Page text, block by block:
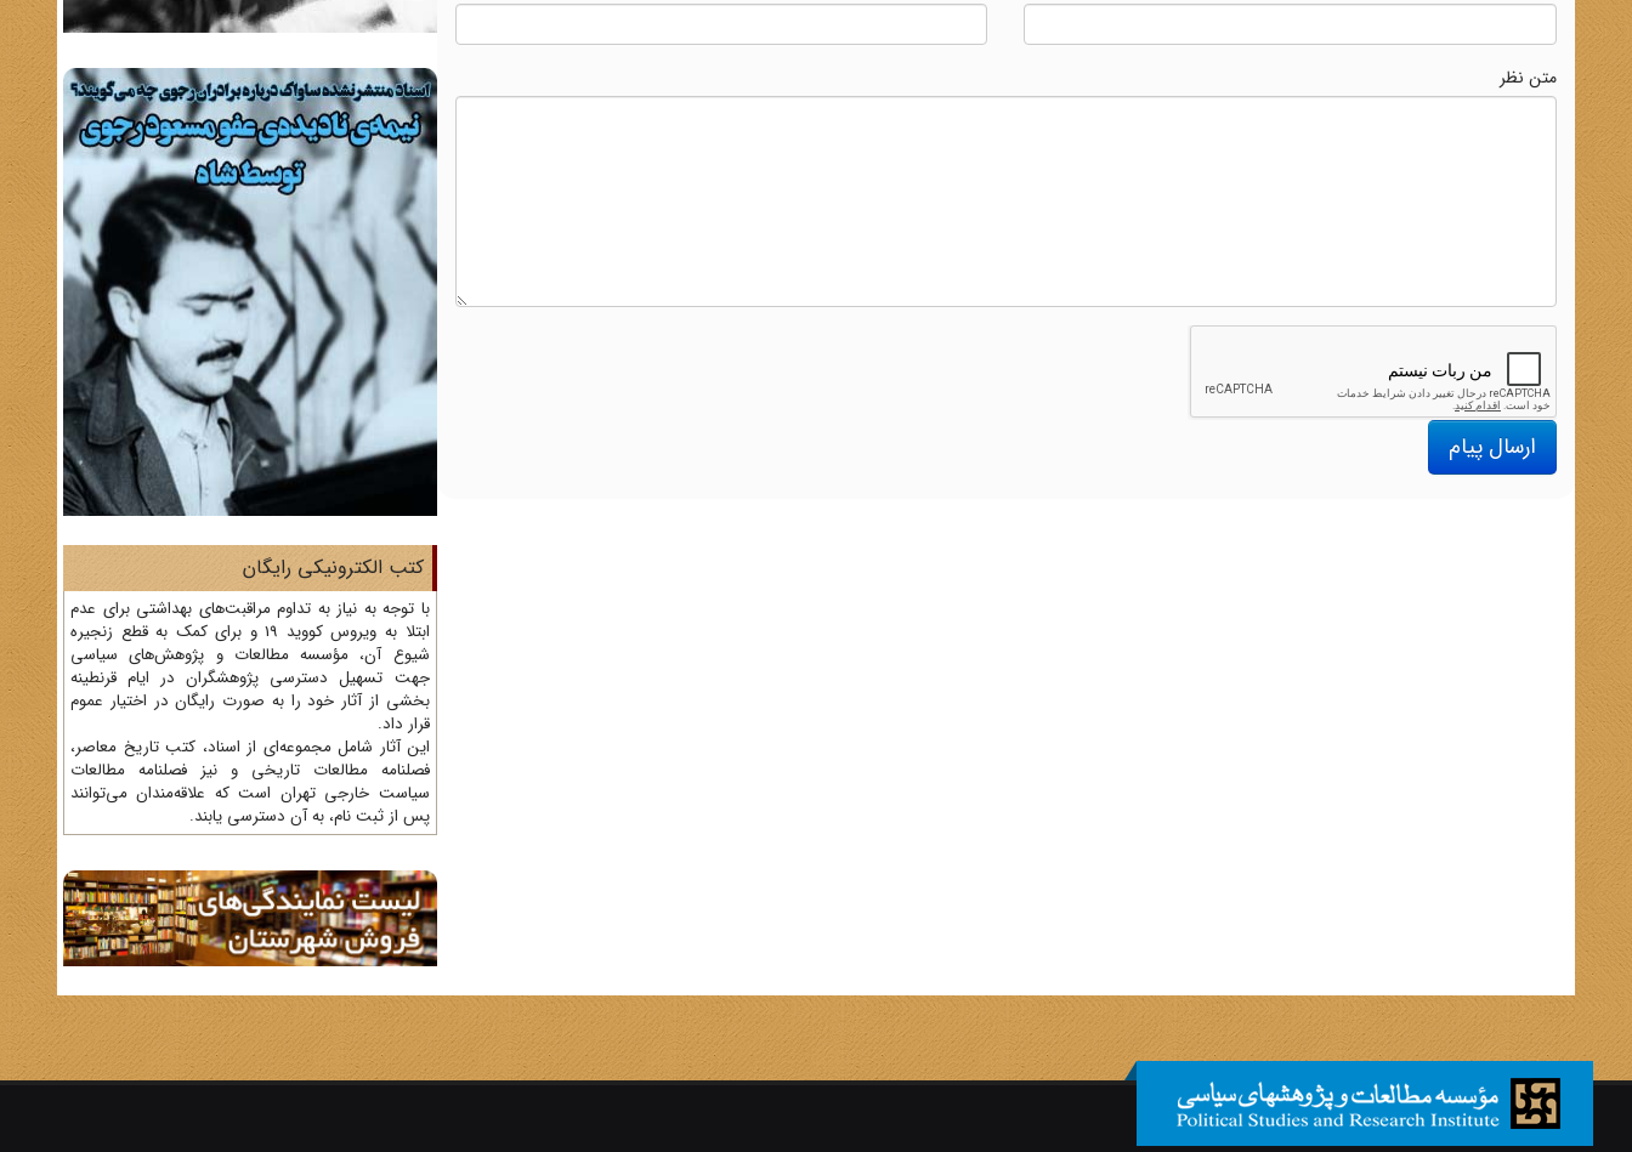
متن نظر
ارسال پیام
کتب الکترونیکی رایگان
با توجه به نیاز به تداوم مراقبت‌های بهداشتی برای عدم
ابتلا به ویروس کووید 19 و برای کمک به قطع زنجیره
شیوع آن، مؤسسه مطالعات و پژوهش‌های سیاسی
جهت تسهیل دسترسی پژوهشگران در ایام قرنطینه
بخشی از آثار خود را به صورت رایگان در اختیار عموم
قرار داد.
این آثار شامل مجموعه‌ای از اسناد، کتب تاریخ معاصر،
فصلنامه‌ مطالعات تاریخی و نیز فصلنامه مطالعات
سیاست خارجی تهران است که علاقه‌مندان می‌توانند
پس از ثبت نام، به آن دسترسی یابند.